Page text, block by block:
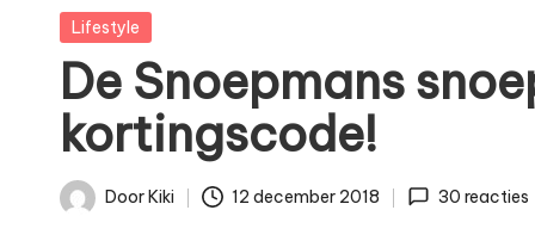
i'
s
K
l
twist.
Geplaatst
Lifestyle
De Snoepmans
kortingscode!
Geplaatst
Door Kiki 12 december 2018 30 reacties